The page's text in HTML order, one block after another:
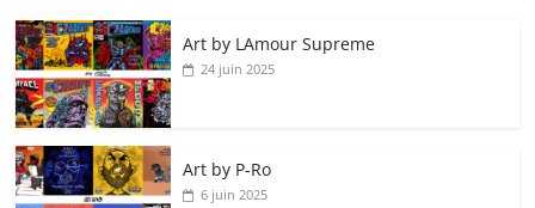
Art by LAmour Supreme
24 juin 2025
Art by P‑Ro
6 juin 2025